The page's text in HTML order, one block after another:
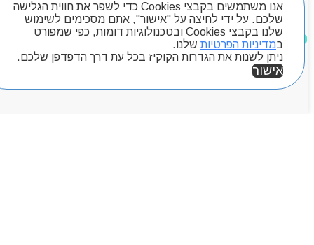
אנו משתמשים בקבצי Cookies כדי לשפר את חווית הגלישה
שלכם. על ידי לחיצה על "אישור", אתם מסכימים לשימוש
שלנו בקבצי Cookies ובטכנולוגיות דומות, כפי שמפורט
במדיניות הפרטיות שלנו.
ניתן לשנות את הגדרות הקוקיז בכל עת דרך הדפדפן שלכם.
אישור
מוצרים שאהבתי